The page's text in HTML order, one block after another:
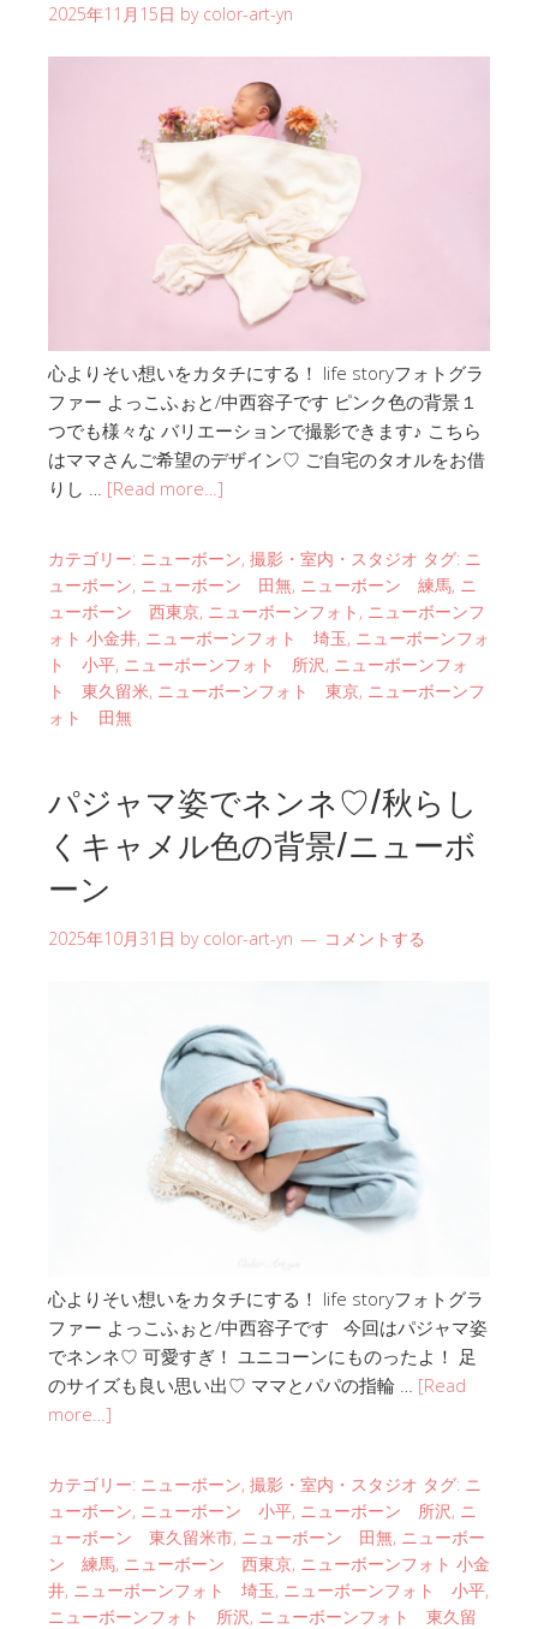
2025年11月15日 by color-art-yn
心よりそい想いをカタチにする！ life storyフォトグラ
ファー よっこふぉと/中西容子です ピンク色の背景１
つでも様々な バリエーションで撮影できます♪ こちら
はママさんご希望のデザイン♡ ご自宅のタオルをお借
りし … [Read more…]
カテゴリー: ニューボーン, 撮影・室内・スタジオ タグ: ニ
ューボーン, ニューボーン 田無, ニューボーン 練馬, ニ
ューボーン 西東京, ニューボーンフォト , ニューボーンフ
ォト 小金井, ニューボーンフォト 埼玉, ニューボーンフォ
ト 小平, ニューボーンフォト 所沢, ニューボーンフォ
ト 東久留米, ニューボーンフォト 東京, ニューボーンフ
ォト 田無
パジャマ姿でネンネ♡/秋らし
くキャメル色の背景/ニューボ
ーン
2025年10月31日 by color-art-yn コメントする
心よりそい想いをカタチにする！ life storyフォトグラ
ファー よっこふぉと/中西容子です 今回はパジャマ姿
でネンネ♡ 可愛すぎ！ ユニコーンにものったよ！ 足
のサイズも良い思い出♡ ママとパパの指輪 … [Read
more…]
カテゴリー: ニューボーン, 撮影・室内・スタジオ タグ: ニ
ューボーン, ニューボーン 小平, ニューボーン 所沢, ニ
ューボーン 東久留米市, ニューボーン 田無, ニューボー
ン 練馬, ニューボーン 西東京, ニューボーンフォト 小金
井, ニューボーンフォト 埼玉, ニューボーンフォト 小平,
ニューボーンフォト 所沢, ニューボーンフォト 東久留